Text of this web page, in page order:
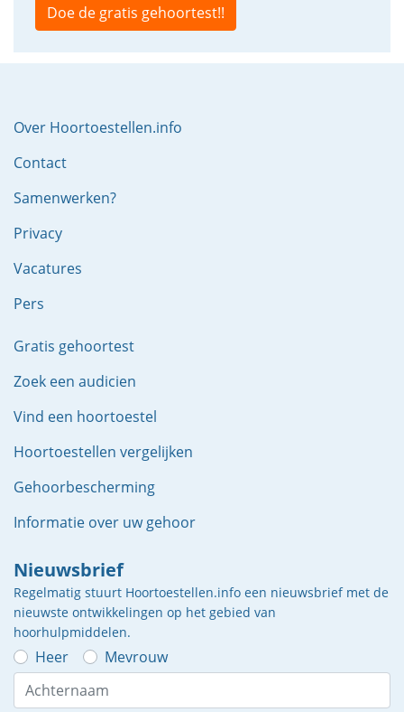
Doe de gratis gehoortest!!
Over Hoortoestellen.info
Contact
Samenwerken?
Privacy
Vacatures
Pers
Gratis gehoortest
Zoek een audicien
Vind een hoortoestel
Hoortoestellen vergelijken
Gehoorbescherming
Informatie over uw gehoor
Nieuwsbrief
Regelmatig stuurt Hoortoestellen.info een nieuwsbrief met de
nieuwste ontwikkelingen op het gebied van
hoorhulpmiddelen.
Heer Mevrouw